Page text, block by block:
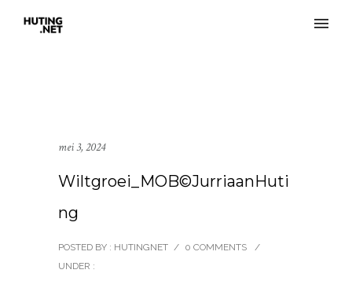
mei 3, 2024
Wiltgroei_MOB©JurriaanHuti
ng
POSTED BY : HUTINGNET / 0 COMMENTS
/
UNDER :